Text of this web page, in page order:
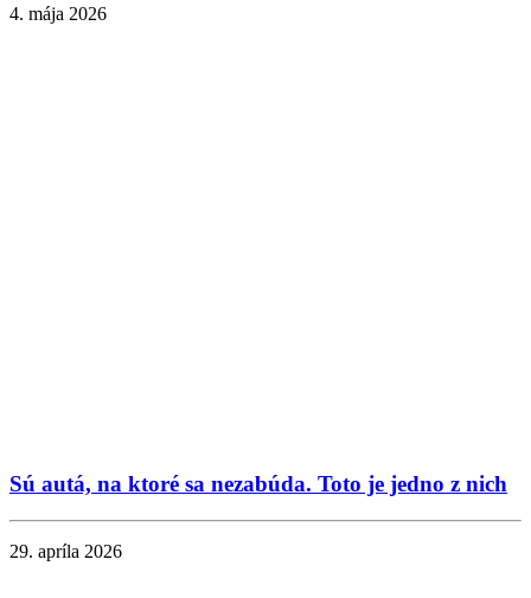
4. mája 2026
Sú autá, na ktoré sa nezabúda. Toto je jedno z nich
29. apríla 2026